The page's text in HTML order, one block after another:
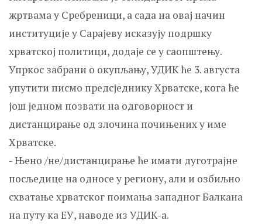
жртвама у Сребреници, а сада на овај начин
институције у Сарајеву исказују подршку
хрватској политици, додаје се у саопштењу.
Упркос забрани о окупљању, УДИК ће 3. августа
упутити писмо предсједнику Хрватске, кога ће
још једном позвати на одговорност и
дистанцирање од злочина почињених у име
Хрватске.
- Њено /не/дистанцирање ће имати дуготрајне
посљедице на односе у региону, али и озбиљно
схватање хрватског поимања западног Балкана
на путу ка ЕУ, наводе из УДИК-а.